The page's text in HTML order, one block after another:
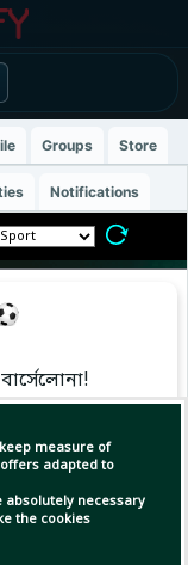
measure of
adapted to
absolutely necessary
the cookies
Groups Store
Notifications
তিনি